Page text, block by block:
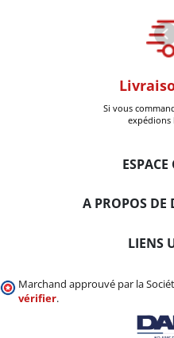
Si vous
expédions
A PROPOS
LIENS
Marchand approuvé par la
vérifier.